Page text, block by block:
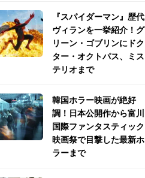
『スパイダーマン』歴代
ヴィランを一挙紹介！グ
リーン・ゴブリンにドク
ター・オクトパス、ミス
テリオまで
韓国ホラー映画が絶好
調！日本公開作から富川
国際ファンタスティック
映画祭で目撃した最新ホ
ラーまで